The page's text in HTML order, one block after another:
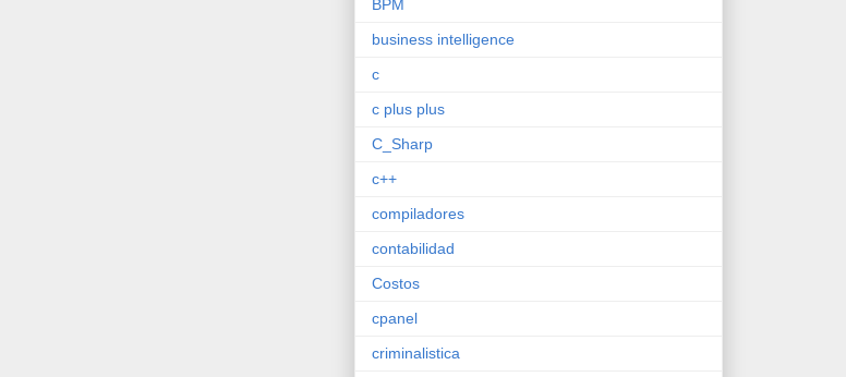
BPM
business intelligence
c
c plus plus
C_Sharp
c++
compiladores
contabilidad
Costos
cpanel
criminalistica